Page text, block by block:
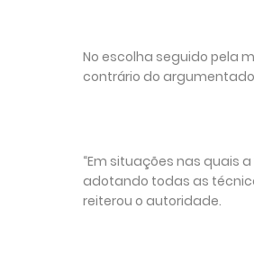
No escolha seguido pela
contrário do
“Em situações nas quais
adotando todas as
reiterou o autoridade.